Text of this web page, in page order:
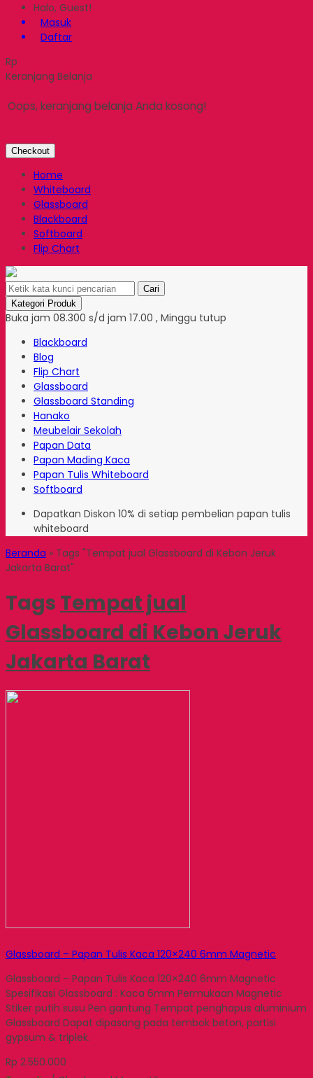
Halo, Guest!
Masuk
Daftar
Rp
Keranjang Belanja
Oops, keranjang belanja Anda kosong!
Checkout
Home
Whiteboard
Glassboard
Blackboard
Softboard
Flip Chart
Cari
Kategori Produk
Buka jam 08.300 s/d jam 17.00 , Minggu tutup
Blackboard
Blog
Flip Chart
Glassboard
Glassboard Standing
Hanako
Meubelair Sekolah
Papan Data
Papan Mading Kaca
Papan Tulis Whiteboard
Softboard
Dapatkan Diskon 10% di setiap pembelian papan tulis
whiteboard
Beranda » Tags "Tempat jual Glassboard di Kebon Jeruk
Jakarta Barat"
Tags Tempat jual
Glassboard di Kebon Jeruk
Jakarta Barat
Glassboard – Papan Tulis Kaca 120×240 6mm Magnetic
Glassboard – Papan Tulis Kaca 120×240 6mm Magnetic
Spesifikasi Glassboard : Kaca 6mm Permukaan Magnetic
Stiker putih susu Pen gantung Tempat penghapus aluminium
Glassboard Dapat dipasang pada tembok beton, partisi
gypsum & triplek.
Rp 2.550.000